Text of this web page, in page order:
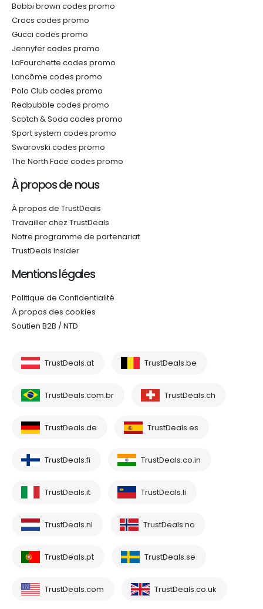
Bobbi brown codes promo
Crocs codes promo
Gucci codes promo
Jennyfer codes promo
LaFourchette codes promo
Lancôme codes promo
Polo Club codes promo
Redbubble codes promo
Scotch & Soda codes promo
Sport system codes promo
Swarovski codes promo
The North Face codes promo
À propos de nous
À propos de TrustDeals
Travailler chez TrustDeals
Notre programme de partenariat
TrustDeals Insider
Mentions légales
Politique de Confidentialité
À propos des cookies
Soutien B2B / NTD
TrustDeals.at TrustDeals.be
TrustDeals.com.br TrustDeals.ch
TrustDeals.de TrustDeals.es
TrustDeals.fi TrustDeals.co.in
TrustDeals.it TrustDeals.li
TrustDeals.nl TrustDeals.no
TrustDeals.pt TrustDeals.se
TrustDeals.com TrustDeals.co.uk